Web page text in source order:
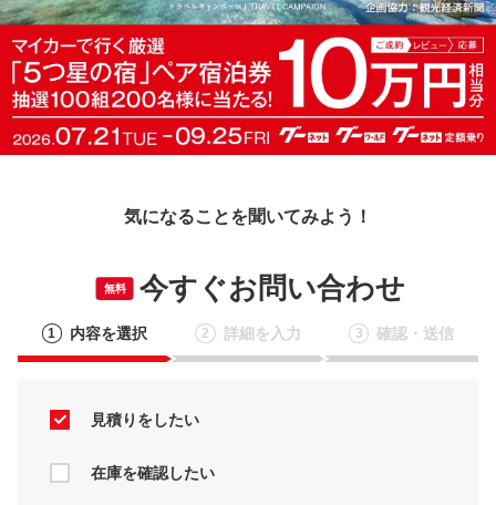
気になることを聞いてみよう！
無料 今すぐお問い合わせ
1 内容を選択 2 詳細を入力 3 確認・送信
見積りをしたい
在庫を確認したい